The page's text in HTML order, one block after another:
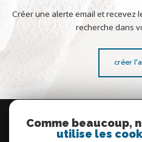
Créer une alerte email et recevez
recherche dans
créer
Comme beaucoup,
utilise les